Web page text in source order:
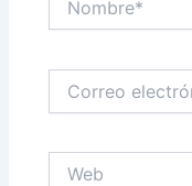
electrónico*